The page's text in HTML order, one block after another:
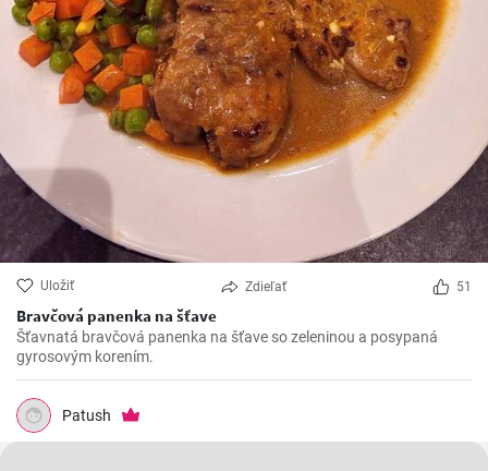
Uložiť Zdieľať 51
Bravčová panenka na šťave
Šťavnatá bravčová panenka na šťave so zeleninou a posypaná
gyrosovým korením.
Patush